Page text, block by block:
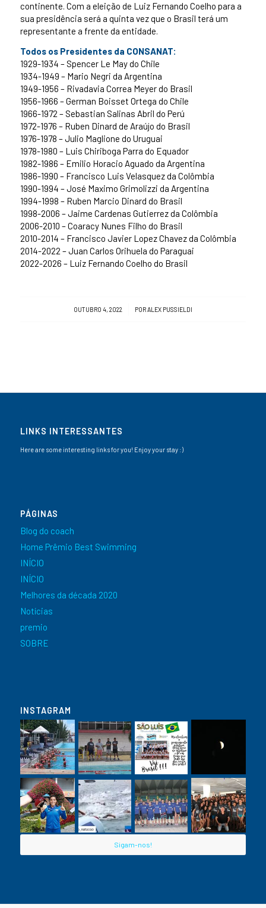
continente. Com a eleição de Luiz Fernando Coelho para a
sua presidência será a quinta vez que o Brasil terá um
representante a frente da entidade.
Todos os Presidentes da CONSANAT:
1929-1934 – Spencer Le May do Chile
1934-1949 – Mario Negri da Argentina
1949-1956 – Rivadavia Correa Meyer do Brasil
1956-1966 – German Boisset Ortega do Chile
1966-1972 – Sebastian Salinas Abril do Perú
1972-1976 – Ruben Dinard de Araújo do Brasil
1976-1978 – Julio Maglione do Uruguai
1978-1980 – Luis Chiriboga Parra do Equador
1982-1986 – Emilio Horacio Aguado da Argentina
1986-1990 – Francisco Luis Velasquez da Colômbia
1990-1994 – José Maximo Grimolizzi da Argentina
1994-1998 – Ruben Marcio Dinard do Brasil
1998-2006 – Jaime Cardenas Gutierrez da Colômbia
2006-2010 – Coaracy Nunes Filho do Brasil
2010-2014 – Francisco Javier Lopez Chavez da Colômbia
2014-2022 – Juan Carlos Orihuela do Paraguai
2022-2026 – Luiz Fernando Coelho do Brasil
OUTUBRO 4, 2022
/ PORALEX PUSSIELDI
LINKS INTERESSANTES
Here are some interesting links for you! Enjoy your stay :)
PÁGINAS
Blog do coach
Home Prêmio Best Swimming
INÍCIO
INÍCIO
Melhores da década 2020
Notícias
premio
SOBRE
INSTAGRAM
Sigam-nos!